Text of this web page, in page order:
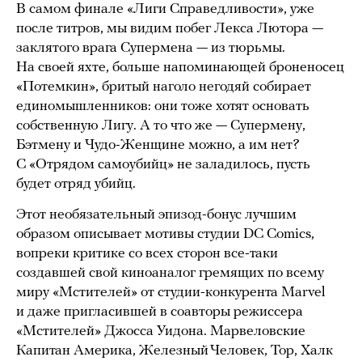
В самом финале «Лиги Справедливости», уже
после титров, мы видим побег Лекса Лютора —
заклятого врага Супермена — из тюрьмы.
На своей яхте, больше напоминающей броненосец
«Потемкин», бритый наголо негодяй собирает
единомышленников: они тоже хотят основать
собственную Лигу. А то что же — Супермену,
Бэтмену и Чудо-Женщине можно, а им нет?
С «Отрядом самоубийц» не заладилось, пусть
будет отряд убийц.
Этот необязательный эпизод-бонус лучшим
образом описывает мотивы студии DC Comics,
вопреки критике со всех сторон все-таки
создавшей свой киноаналог гремящих по всему
миру «Мстителей» от студии-конкурента Marvel
и даже пригласившей в соавторы режиссера
«Мстителей» Джосса Уидона. Марвеловские
Капитан Америка, Железный Человек, Тор, Халк